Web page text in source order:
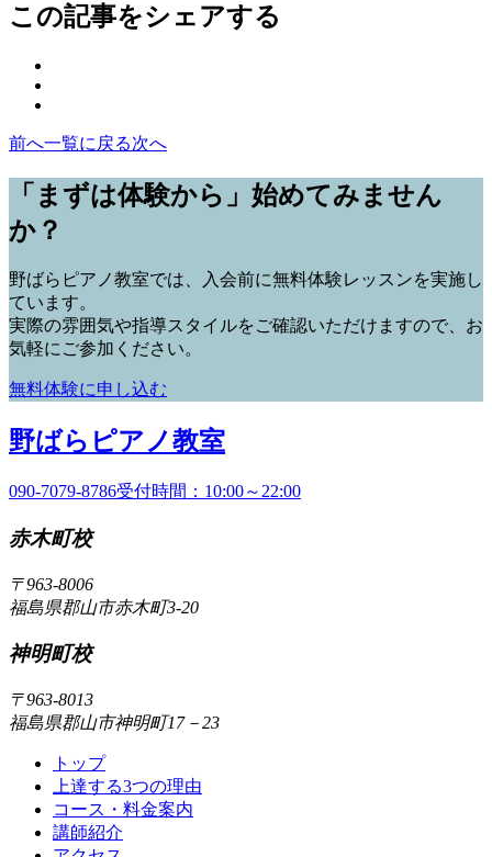
この記事をシェアする
ェ
ア
ボ
タ
ン
ェ
ア
ボ
タ
シ
ア
ボ
前へ一覧に戻る次へ
「まずは体験から」始めてみません
か？
野ばらピアノ教室では、入会前に無料体験レッスンを実施し
ています。
実際の雰囲気や指導スタイルをご確認いただけますので、お
気軽にご参加ください。
無料体験に申し込む
野
ピ
ア
ノ
教
室
野ばらピアノ教室
090-7079-8786受付時間：10:00～22:00
赤木町校
〒963-8006
福島県郡山市赤木町3-20
神明町校
〒963-8013
福島県郡山市神明町17－23
トップ
上達する3つの理由
コース・料金案内
講師紹介